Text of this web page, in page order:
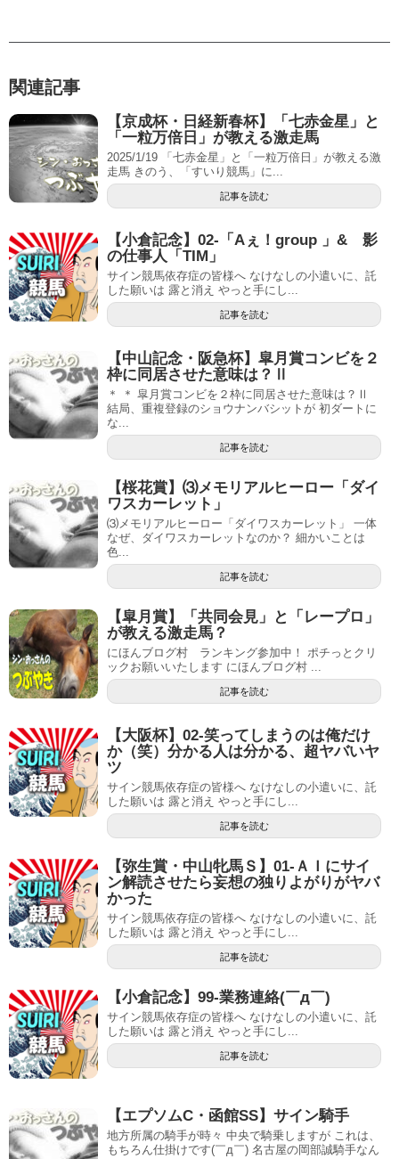
関連記事
【京成杯・日経新春杯】「七赤金星」と
「一粒万倍日」が教える激走馬
2025/1/19 「七赤金星」と「一粒万倍日」が教える激
走馬 きのう、「すいり競馬」に...
記事を読む
【小倉記念】02-「Aぇ！group 」& 影
の仕事人「TIM」
サイン競馬依存症の皆様へ なけなしの小遣いに、託
した願いは 露と消え やっと手にし...
記事を読む
【中山記念・阪急杯】皐月賞コンビを２
枠に同居させた意味は？Ⅱ
＊ ＊ 皐月賞コンビを２枠に同居させた意味は？Ⅱ
結局、重複登録のショウナンバシットが 初ダートに
な...
記事を読む
【桜花賞】⑶メモリアルヒーロー「ダイ
ワスカーレット」
⑶メモリアルヒーロー「ダイワスカーレット」 一体
なぜ、ダイワスカーレットなのか？ 細かいことは
色...
記事を読む
【皐月賞】「共同会見」と「レープロ」
が教える激走馬？
にほんブログ村 ランキング参加中！ ポチっとクリ
ックお願いいたします にほんブログ村 ...
記事を読む
【大阪杯】02-笑ってしまうのは俺だけ
か（笑）分かる人は分かる、超ヤバいヤ
ツ
サイン競馬依存症の皆様へ なけなしの小遣いに、託
した願いは 露と消え やっと手にし...
記事を読む
【弥生賞・中山牝馬Ｓ】01-ＡＩにサイ
ン解読させたら妄想の独りよがりがヤバ
かった
サイン競馬依存症の皆様へ なけなしの小遣いに、託
した願いは 露と消え やっと手にし...
記事を読む
【小倉記念】99-業務連絡(￣д￣)
サイン競馬依存症の皆様へ なけなしの小遣いに、託
した願いは 露と消え やっと手にし...
記事を読む
【エプソムC・函館SS】サイン騎手
地方所属の騎手が時々 中央で騎乗しますが これは、
もちろん仕掛けです(￣д￣) 名古屋の岡部誠騎手なん